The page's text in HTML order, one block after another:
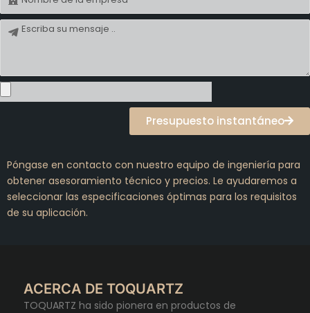
Mensaje
Presupuesto instantáneo
Póngase en contacto con nuestro equipo de ingeniería para
obtener asesoramiento técnico y precios. Le ayudaremos a
seleccionar las especificaciones óptimas para los requisitos
de su aplicación.
ACERCA DE TOQUARTZ
TOQUARTZ ha sido pionera en productos de